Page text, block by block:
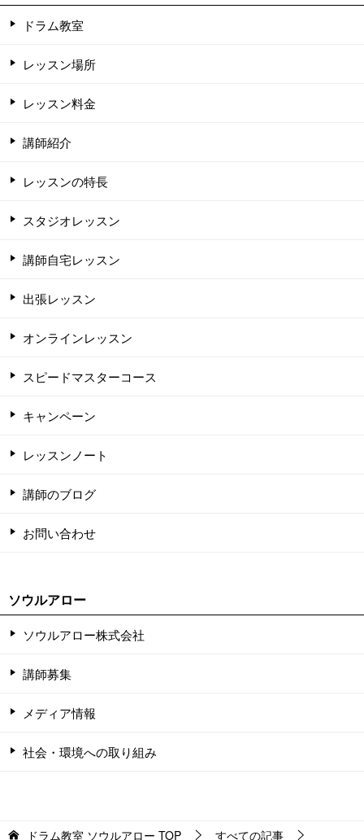
ドラム教室
レッスン場所
レッスン料金
講師紹介
レッスンの特長
スタジオレッスン
講師自宅レッスン
出張レッスン
オンラインレッスン
スピードマスターコース
キャンペーン
レッスンノート
講師のブログ
お問い合わせ
ソウルアロー
ソウルアロー株式会社
講師募集
メディア情報
社会・環境への取り組み
ドラム教室 ソウルアロー TOP すべての記事